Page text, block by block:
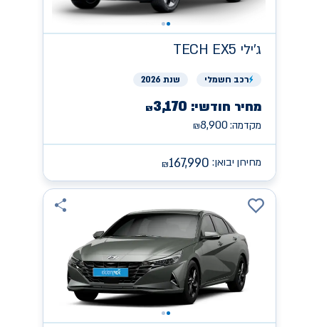
ג'ילי TECH EX5
רכב חשמלי שנת 2026
מחיר חודשי: ₪3,170
מקדמה: ₪8,900
מחירון יבואן: ₪167,990